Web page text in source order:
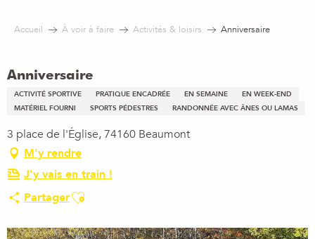
Accueil À voir à faire Activités & loisirs Anniversaire
Anniversaire
ACTIVITÉ SPORTIVE PRATIQUE ENCADRÉE EN SEMAINE
EN WEEK-END
MATÉRIEL FOURNI
SPORTS PÉDESTRES RANDONNÉE AVEC ÂNES OU LAMAS
3 place de l'Église, 74160 Beaumont
M'y rendre
J'y vais en train !
PartagerAjouter aux favoris